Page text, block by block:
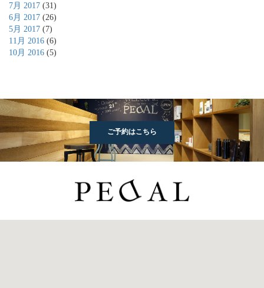
7月 2017 (31)
6月 2017 (26)
5月 2017 (7)
11月 2016 (6)
10月 2016 (5)
ご予約はこちら